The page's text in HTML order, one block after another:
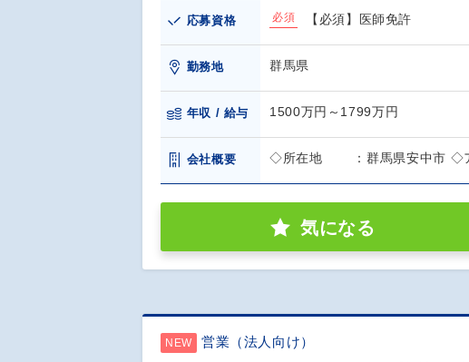
応募資格 必須 【必須】医師免許
勤務地 群馬県
年収 / 給与 1500万円～1799万円
会社概要 ◇所在地 ：群馬県安中市 ◇ア
気になる
NEW 営業（法人向け）